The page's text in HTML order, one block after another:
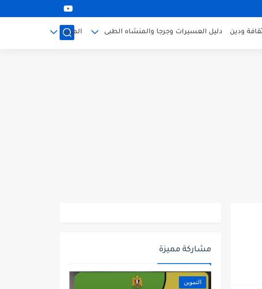
ودين دليل العسيرات وجرجا والمنشاه الطبى المزيد
مشاركة مميزة
التموين